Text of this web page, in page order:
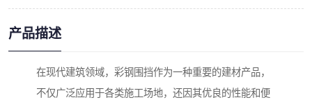
产品描述
在现代建筑领域，彩钢围挡作为一种重要的建材产品，
不仅广泛应用于各类施工场地，还因其优良的性能和便